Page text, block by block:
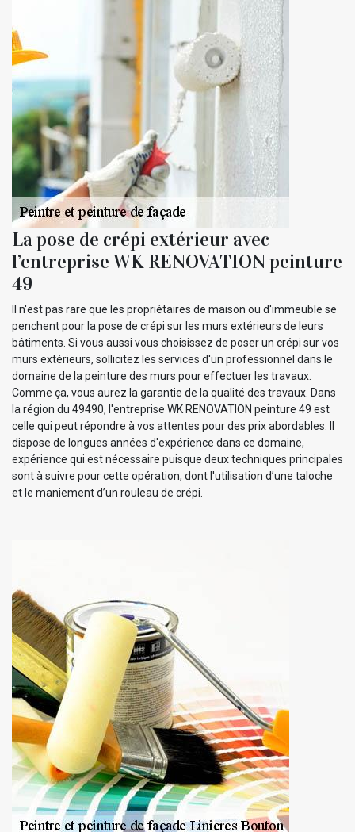
La pose de crépi extérieur avec
l’entreprise WK RENOVATION peinture
49
Il n'est pas rare que les propriétaires de maison ou d'immeuble se
penchent pour la pose de crépi sur les murs extérieurs de leurs
bâtiments. Si vous aussi vous choisissez de poser un crépi sur vos
murs extérieurs, sollicitez les services d'un professionnel dans le
domaine de la peinture des murs pour effectuer les travaux.
Comme ça, vous aurez la garantie de la qualité des travaux. Dans
la région du 49490, l'entreprise WK RENOVATION peinture 49 est
celle qui peut répondre à vos attentes pour des prix abordables. Il
dispose de longues années d'expérience dans ce domaine,
expérience qui est nécessaire puisque deux techniques principales
sont à suivre pour cette opération, dont l'utilisation d’une taloche
et le maniement d’un rouleau de crépi.